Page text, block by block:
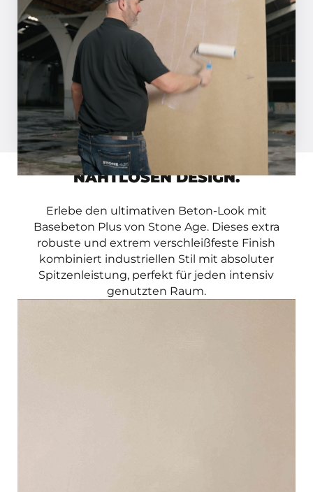
Basebeton Primer. Haben Sie eine
saugfähige Oberfläche? Dann verdünnen
Sie den Primer 1:1 mit Wasser.
Inspirationsmagazin anfordern
MAXIMALE KRAFT IN EINEM
NAHTLOSEN DESIGN.
Erlebe den ultimativen Beton-Look mit
Basebeton Plus von Stone Age. Dieses extra
robuste und extrem verschleißfeste Finish
kombiniert industriellen Stil mit absoluter
Spitzenleistung, perfekt für jeden intensiv
genutzten Raum.